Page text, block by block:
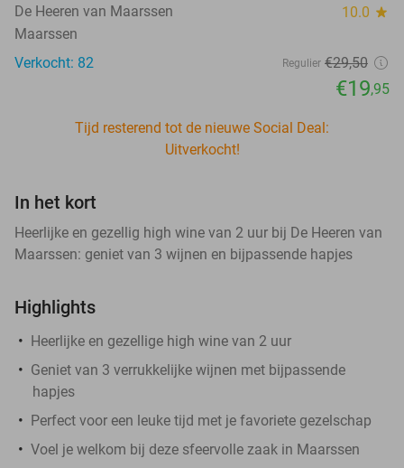
De Heeren van Maarssen 10.0 star
Maarssen
Verkocht: 82
Regulier €29,50
€19,95
Tijd resterend tot de nieuwe Social Deal:
Uitverkocht!
In het kort
Heerlijke en gezellig high wine van 2 uur bij De Heeren van
Maarssen: geniet van 3 wijnen en bijpassende hapjes
Highlights
Heerlijke en gezellige high wine van 2 uur
Geniet van 3 verrukkelijke wijnen met bijpassende
hapjes
Perfect voor een leuke tijd met je favoriete gezelschap
Voel je welkom bij deze sfeervolle zaak in Maarssen